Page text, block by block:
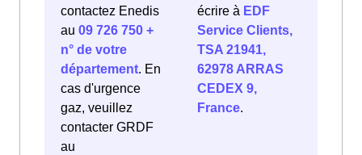
contactez Enedis
au 09 726 750 +
n° de votre
département. En
cas d'urgence
gaz, veuillez
contacter GRDF
au
écrire à EDF
Service Clients,
TSA 21941,
62978 ARRAS
CEDEX 9,
France.